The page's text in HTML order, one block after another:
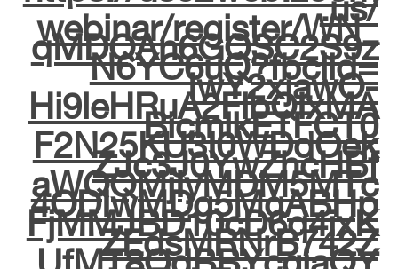
.us/
webinar/register/WN_
qMDQAn6GQSC2S9z
N6YC6uQ?fbclid=
IwY2xjawO-
Hi9leHRuA2FlbQIxMA
BicmlkETFCT0
F2N25KU3I0WDdOek
ZJc3J0YwZhcHBf
aWQQMjIyMDM5MTc
4ODIwMDg5MgABHp
FjMMJBD10cD6q4ixK
ZEdsMRNrB742Z